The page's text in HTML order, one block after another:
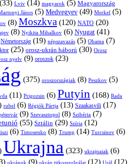
(33) Lviv (14) magyarok (5) Magyarország
János (5) Medvegyev (49) Merkel (5)
(8) Moszkva (120) NATO (20)
(8) Nyikita Mihalkov (6) Nyugat (41)
Németország (19) népszavazás (5) Obama (7)
(25) orosz-ukrán háború (30) Orosz
nyelv (9) oroszok (23)
(375) oroszországiak (8) Peszkov (5)
(11) Prigozsin (6) Putyin (168) Rada
rubel (6) Régiók Pártja (13) Szaakasvili (17)
(9) Szevasztopol (8) Szibéria (7)
(55) Sztálin (29) Szíria (12)
(6) Timosenko (8) Trump (14) Turcsinov (6)
Ukrajna (323) ukrajnaiak (6)
ukránok (9) ukrán titkosszolgálat (12) Urál (12)